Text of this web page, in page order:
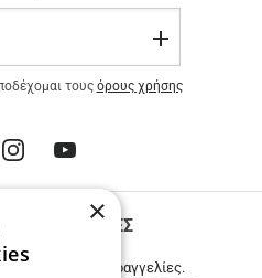
τους όρους χρήσης
ΠΑΡΑΓΓΕΛΙΕΣ
231 023 3270
τηλεφωνικές παραγγελίες.
×